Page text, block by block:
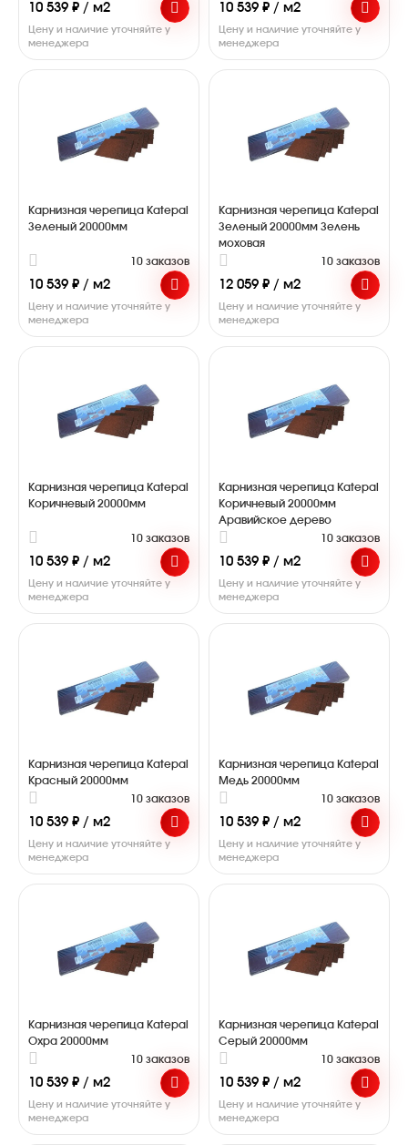
10 539 ₽ / м2
Цену и наличие уточняйте у
менеджера
10 539 ₽ / м2
Цену и наличие уточняйте у
менеджера
Карнизная черепица Katepal
Зеленый 20000мм
10 заказов
10 539 ₽ / м2
Цену и наличие уточняйте у
менеджера
Карнизная черепица Katepal
Зеленый 20000мм Зелень
моховая
10 заказов
12 059 ₽ / м2
Цену и наличие уточняйте у
менеджера
Карнизная черепица Katepal
Коричневый 20000мм
10 заказов
10 539 ₽ / м2
Цену и наличие уточняйте у
менеджера
Карнизная черепица Katepal
Коричневый 20000мм
Аравийское дерево
10 заказов
10 539 ₽ / м2
Цену и наличие уточняйте у
менеджера
Карнизная черепица Katepal
Красный 20000мм
10 заказов
10 539 ₽ / м2
Цену и наличие уточняйте у
менеджера
Карнизная черепица Katepal
Медь 20000мм
10 заказов
10 539 ₽ / м2
Цену и наличие уточняйте у
менеджера
Карнизная черепица Katepal
Охра 20000мм
10 заказов
10 539 ₽ / м2
Цену и наличие уточняйте у
менеджера
Карнизная черепица Katepal
Серый 20000мм
10 заказов
10 539 ₽ / м2
Цену и наличие уточняйте у
менеджера